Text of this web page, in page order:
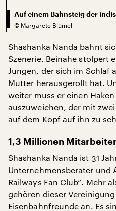
Auf einem Bahnsteig der
© Margarete Blümel
Shashanka Nanda bahnt
Szenerie. Beinahe stolpert
Jungen, der sich im Schlaf
Mutter herausgerollt hat.
weiter muss er einen
auszuweichen, der mit
auf dem Kopf auf ihn zu
1,3 Millionen
Shashanka Nanda ist 31
Unternehmensberater und
Railways Fan Club“. Mehr
gehören dieser
Eisenbahnfreunde an. Es